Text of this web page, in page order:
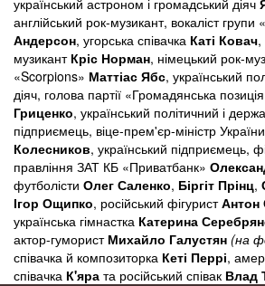
український астроном і громадський діяч
англійський рок-музикант, вокаліст групи
Андерсон, угорська співачка Каті Ковач,
музикант Кріс Норман, німецький рок-
«Scorpions» Маттіас Ябс, український
діяч, голова партії «Громадянська
Гриценко, український політичний і
підприємець, віце-прем'єр-міністр України
Колесников, український підприємець,
правління ЗАТ КБ «Приватбанк»
футболісти Олег Саленко, Біргіт Прінц,
Ігор Ощипко, російський фігуристАнтон
українська гімнастка Катерина
актор-гуморист Михайло Галустян (на
співачка й композиторка Кеті Перрі,
співачка К'яра та російський співак Влад